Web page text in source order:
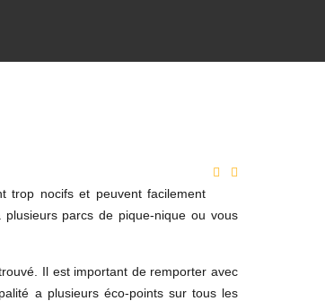
trop nocifs et peuvent facilement
parcs de pique-nique ou vous
Il est important de remporter avec
a plusieurs éco-points sur tous les